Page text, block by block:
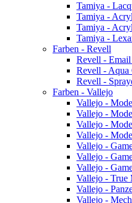
Tamiya -
Tamiya -
Tamiya -
Tamiya -
Farben - Revell
Revell -
Revell - Aqua
Revell -
Farben - Vallejo
Vallejo -
Vallejo -
Vallejo -
Vallejo -
Vallejo -
Vallejo -
Vallejo -
Vallejo - True
Vallejo -
Vallejo -